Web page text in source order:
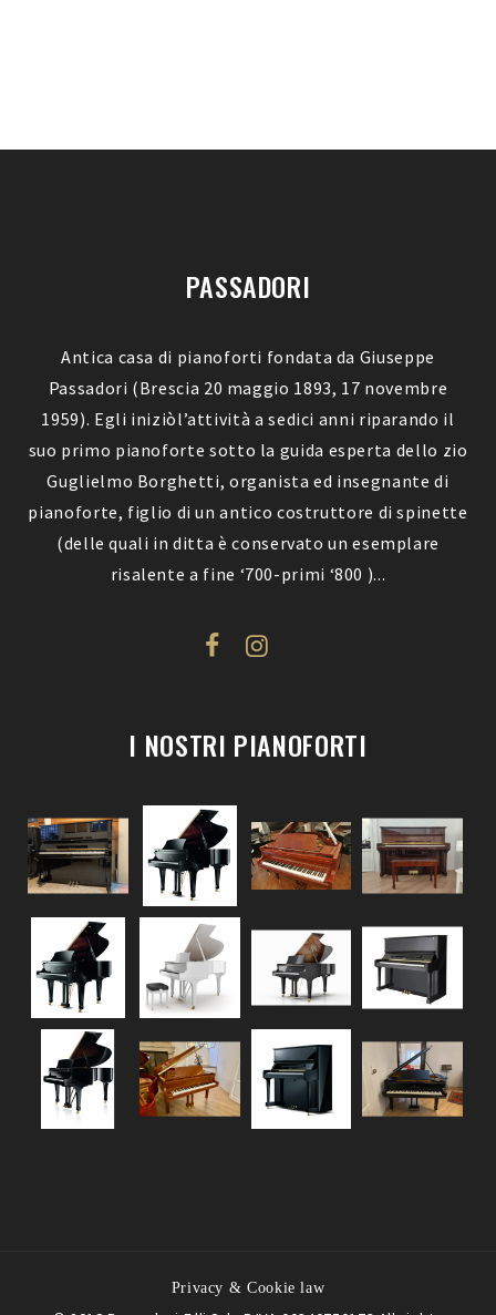
PASSADORI
Antica casa di pianoforti fondata da Giuseppe
Passadori (Brescia 20 maggio 1893, 17 novembre
1959). Egli iniziòl’attività a sedici anni riparando il
suo primo pianoforte sotto la guida esperta dello zio
Guglielmo Borghetti, organista ed insegnante di
pianoforte, figlio di un antico costruttore di spinette
(delle quali in ditta è conservato un esemplare
risalente a fine ‘700-primi ‘800 )...
I NOSTRI PIANOFORTI
Privacy & Cookie law